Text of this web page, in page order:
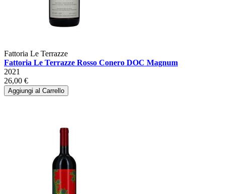
Fattoria Le Terrazze
Fattoria Le Terrazze Rosso Conero DOC Magnum
2021
26,00 €
Aggiungi al Carrello